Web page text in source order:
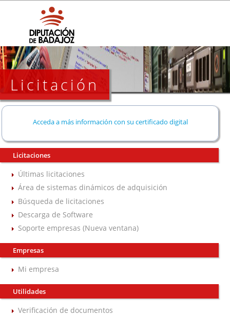
Licitación
Acceda a más información con su certificado digital
Licitaciones
Últimas licitaciones
Área de sistemas dinámicos de adquisición
Búsqueda de licitaciones
Descarga de Software
Soporte empresas (Nueva ventana)
Empresas
Mi empresa
Utilidades
Verificación de documentos